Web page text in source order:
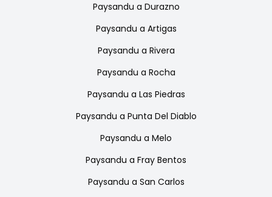
Paysandu a Durazno
Paysandu a Artigas
Paysandu a Rivera
Paysandu a Rocha
Paysandu a Las Piedras
Paysandu a Punta Del Diablo
Paysandu a Melo
Paysandu a Fray Bentos
Paysandu a San Carlos